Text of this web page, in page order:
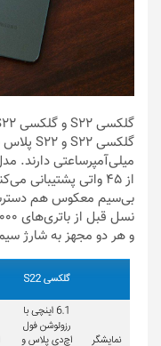
گلکسی S22 و گلکسی S22 پلاس
بی‌سیم معکوس هم
و هر دو مجهز به شارژ سیمی 25 واتی و شارژ بی‌سیم 15 واتی